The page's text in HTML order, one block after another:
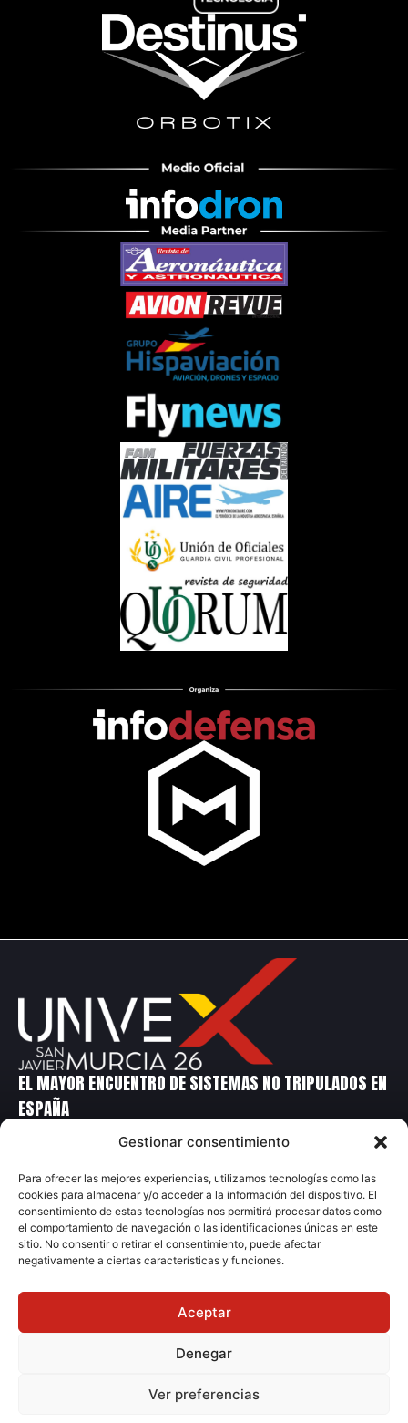
Gestionar consentimiento
Para ofrecer las mejores experiencias, utilizamos tecnologías como las
cookies para almacenar y/o acceder a la información del dispositivo. El
consentimiento de estas tecnologías nos permitirá procesar datos como
el comportamiento de navegación o las identificaciones únicas en este
sitio. No consentir o retirar el consentimiento, puede afectar
negativamente a ciertas características y funciones.
Aceptar
Denegar
Ver preferencias
EL MAYOR ENCUENTRO DE SISTEMAS NO TRIPULADOS EN
ESPAÑA
+34 699 14 86 90
+34 91 231 70 04
unvex@grupometalia.com